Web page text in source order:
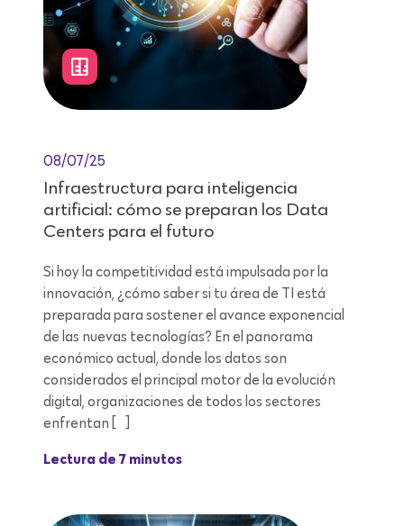
08/07/25
Infraestructura para inteligencia
artificial: cómo se preparan los Data
Centers para el futuro
Si hoy la competitividad está impulsada por la
innovación, ¿cómo saber si tu área de TI está
preparada para sostener el avance exponencial
de las nuevas tecnologías? En el panorama
económico actual, donde los datos son
considerados el principal motor de la evolución
digital, organizaciones de todos los sectores
enfrentan […]
Lectura de 7 minutos